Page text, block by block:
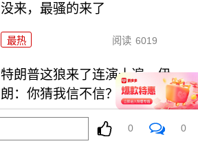
没来，最骚的来了
最热 阅读 6019
特朗普这狼来了连演十遍，伊
朗：你猜我信不信？
阅读 5235
0 0